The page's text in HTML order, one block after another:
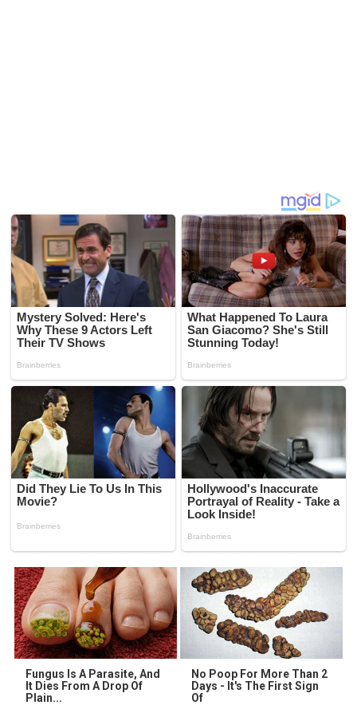
Fungus Is A Parasite, And
It Dies From A Drop Of
Plain...
No Poop For More Than 2
Days - It's The First Sign
Of